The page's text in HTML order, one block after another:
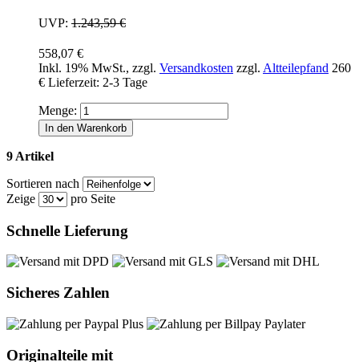
UVP: 1.243,59 €
558,07 €
Inkl. 19% MwSt., zzgl. Versandkosten zzgl. Altteilepfand 260
€ Lieferzeit: 2-3 Tage
Menge:
In den Warenkorb
9 Artikel
Sortieren nach
Zeige
pro Seite
Schnelle Lieferung
Sicheres Zahlen
Originalteile mit